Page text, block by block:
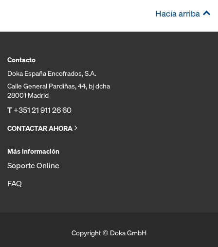
Hacia arriba
Contacto
Doka España Encofrados, S.A.
Calle General Pardiñas, 44, bj dcha
28001 Madrid
T+351 21 911 26 60
CONTACTAR AHORA
Más Información
Soporte Online
FAQ
Copyright © Doka GmbH